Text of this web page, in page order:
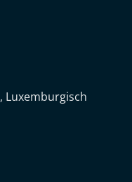
, Luxemburgisch